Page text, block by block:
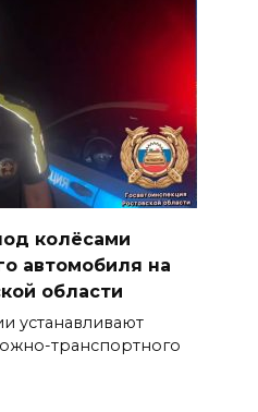
колёсами
автомобиля на
области
устанавливают
транспортного